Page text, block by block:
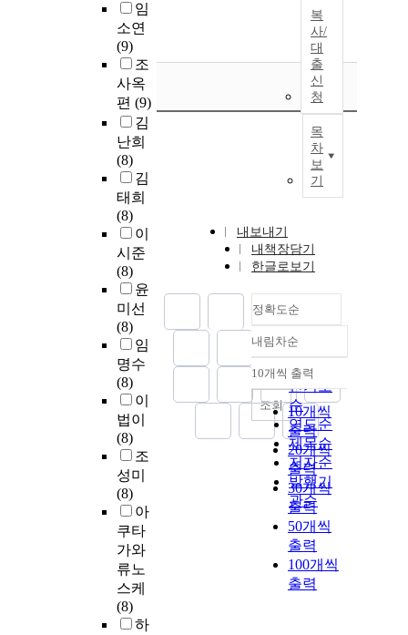
임
소연
(9)
조
사옥
편 (9)
김
난희
(8)
김
태희
(8)
이
시준
(8)
윤
미선
(8)
임
명수
(8)
이
법이
(8)
조
성미
(8)
아
쿠타
가와
류노
스케
(8)
하
복
사/
대
출
신
청
목
차
보
기
내보내기
내책장담기
한글로보기
정확도순
정확도
순
인기도
순
연도순
제목순
저자순
발행기
관순
내림차순
내림차순
10개씩 출력
10개씩
출력
20개씩
출력
30개씩
출력
50개씩
출력
100개씩
출력
조회